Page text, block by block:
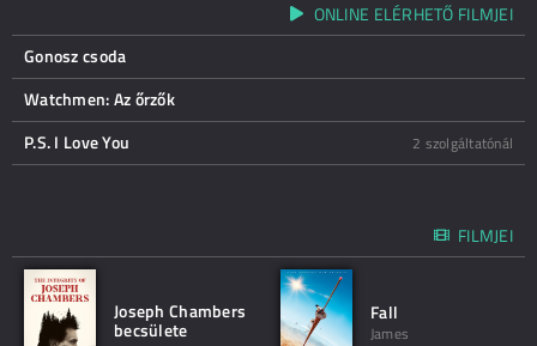
ONLINE ELÉRHETŐ FILMJEI
Gonosz csoda
Watchmen: Az őrzők
P.S. I Love You
2 szolgáltatónál
FILMJEI
Joseph Chambers
becsülete
Fall
James